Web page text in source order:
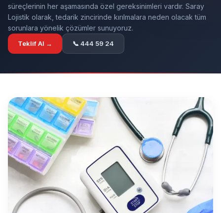
süreçlerinin her aşamasında özel gereksinimleri vardır. Saray
Lojistik olarak, tedarik zincirinde kırılmalara neden olacak tüm
sorunlara yönelik çözümler sunuyoruz.
Teklif Al → 📞 444 59 24